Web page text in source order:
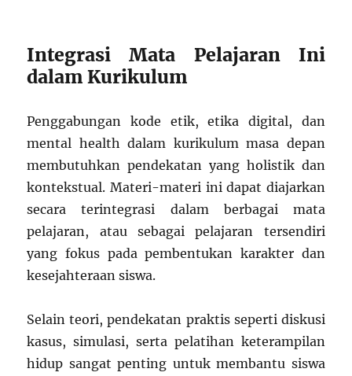
Integrasi Mata Pelajaran Ini
dalam Kurikulum
Penggabungan kode etik, etika digital, dan
mental health dalam kurikulum masa depan
membutuhkan pendekatan yang holistik dan
kontekstual. Materi-materi ini dapat diajarkan
secara terintegrasi dalam berbagai mata
pelajaran, atau sebagai pelajaran tersendiri
yang fokus pada pembentukan karakter dan
kesejahteraan siswa.
Selain teori, pendekatan praktis seperti diskusi
kasus, simulasi, serta pelatihan keterampilan
hidup sangat penting untuk membantu siswa